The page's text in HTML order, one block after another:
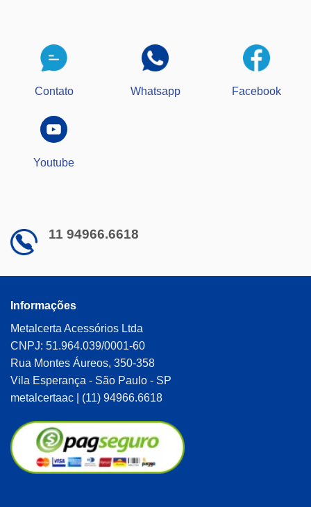
Contato Whatsapp Facebook
Youtube
11 94966.6618
Informações
Metalcerta Acessórios Ltda
CNPJ: 51.964.039/0001-60
Rua Montes Áureos, 350-358
Vila Esperança - São Paulo - SP
metalcertaac | (11) 94966.6618